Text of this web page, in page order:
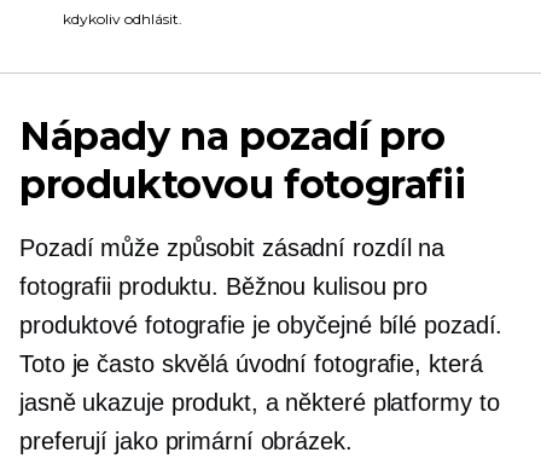
kdykoliv odhlásit.
Nápady na pozadí pro
produktovou fotografii
Pozadí může způsobit zásadní rozdíl na
fotografii produktu. Běžnou kulisou pro
produktové fotografie je obyčejné bílé pozadí.
Toto je často skvělá úvodní fotografie, která
jasně ukazuje produkt, a některé platformy to
preferují jako primární obrázek.